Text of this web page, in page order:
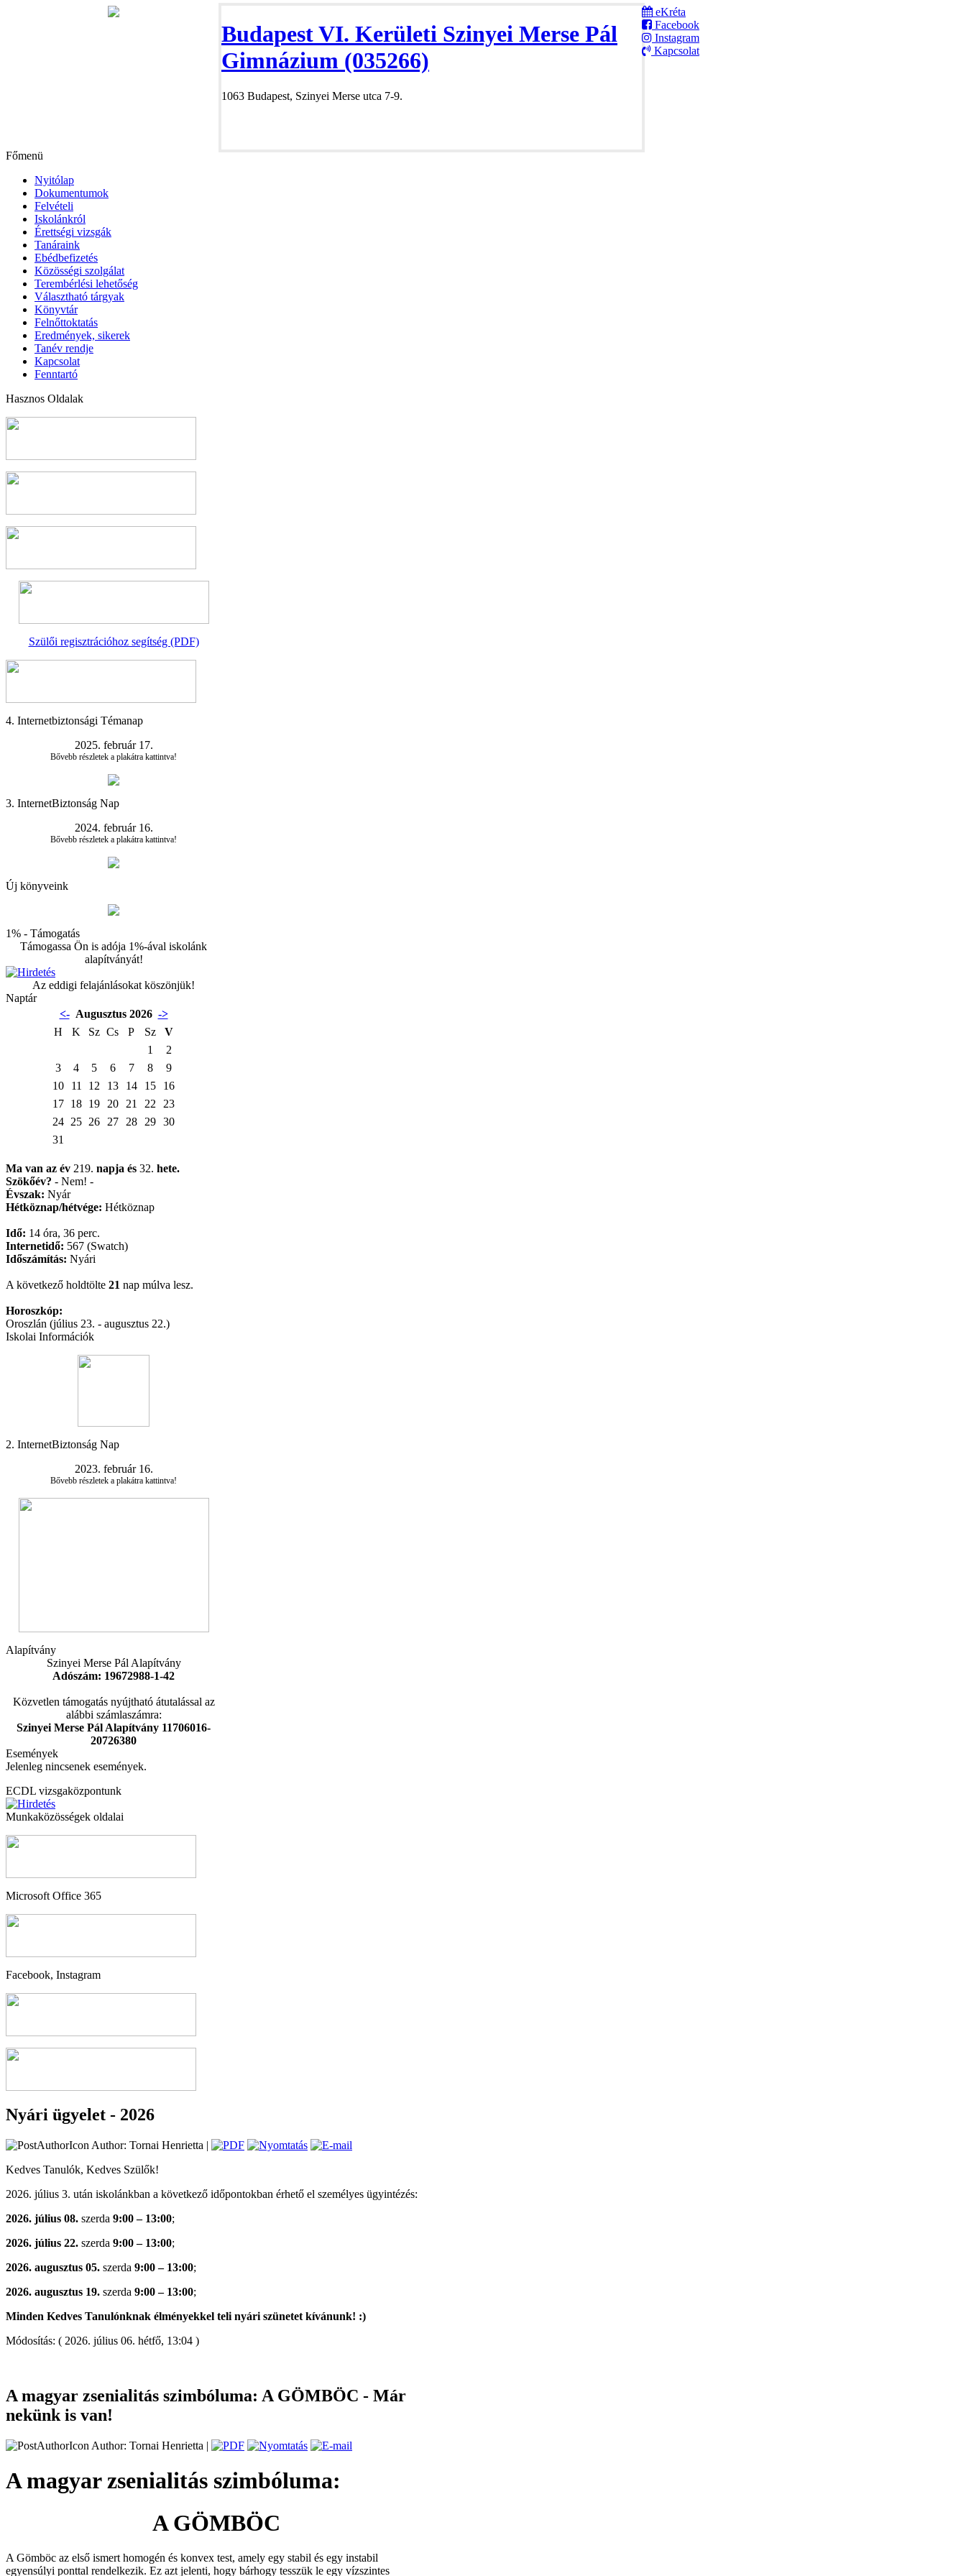
Budapest VI. Kerületi Szinyei Merse Pál
Gimnázium (035266)
1063 Budapest, Szinyei Merse utca 7-9.
eKréta
Facebook
Instagram
Kapcsolat
Főmenü
Nyitólap
Dokumentumok
Felvételi
Iskolánkról
Érettségi vizsgák
Tanáraink
Ebédbefizetés
Közösségi szolgálat
Terembérlési lehetőség
Választható tárgyak
Könyvtár
Felnőttoktatás
Eredmények, sikerek
Tanév rendje
Kapcsolat
Fenntartó
Hasznos Oldalak
Szülői regisztrációhoz segítség (PDF)
4. Internetbiztonsági Témanap
2025. február 17.
Bővebb részletek a plakátra kattintva!
3. InternetBiztonság Nap
2024. február 16.
Bővebb részletek a plakátra kattintva!
Új könyveink
1% - Támogatás
Támogassa Ön is adója 1%-ával iskolánk
alapítványát!
Az eddigi felajánlásokat köszönjük!
Naptár
<- Augusztus 2026 ->
H
K Sz Cs P Sz
V
1
2
3
4 5 6 7 8
9
10
11 12 13 14 15
16
17 18 19 20 21 22
23
24 25 26 27 28 29
30
31
Ma van az év 219. napja és 32. hete.
Szökőév? - Nem! -
Évszak: Nyár
Hétköznap/hétvége: Hétköznap
Idő: 14 óra, 36 perc.
Internetidő: 567 (Swatch)
Időszámítás: Nyári
A következő holdtölte 21 nap múlva lesz.
Horoszkóp:
Oroszlán (július 23. - augusztus 22.)
Iskolai Információk
2. InternetBiztonság Nap
2023. február 16.
Bővebb részletek a plakátra kattintva!
Alapítvány
Szinyei Merse Pál Alapítvány
Adószám: 19672988-1-42
Közvetlen támogatás nyújtható átutalással az
alábbi számlaszámra:
Szinyei Merse Pál Alapítvány 11706016-
20726380
Események
Jelenleg nincsenek események.
ECDL vizsgaközpontunk
Munkaközösségek oldalai
Microsoft Office 365
Facebook, Instagram
Nyári ügyelet - 2026
Author: Tornai Henrietta |
Kedves Tanulók, Kedves Szülők!
2026. július 3. után iskolánkban a következő időpontokban érhető el személyes ügyintézés:
2026. július 08. szerda 9:00 – 13:00;
2026. július 22. szerda 9:00 – 13:00;
2026. augusztus 05. szerda 9:00 – 13:00;
2026. augusztus 19. szerda 9:00 – 13:00;
Minden Kedves Tanulónknak élményekkel teli nyári szünetet kívánunk! :)
Módosítás: ( 2026. július 06. hétfő, 13:04 )
A magyar zsenialitás szimbóluma: A GÖMBÖC - Már
nekünk is van!
Author: Tornai Henrietta |
A magyar zsenialitás szimbóluma:
A GÖMBÖC
A Gömböc az első ismert homogén és konvex test, amely egy stabil és egy instabil
egyensúlyi ponttal rendelkezik. Ez azt jelenti, hogy bárhogy tesszük le egy vízszintes